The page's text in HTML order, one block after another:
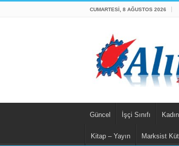
CUMARTESI, 8 AĞUSTOS 2026
Güncel İşçi Sınıfı Kadın
Kitap – Yayın Marksist